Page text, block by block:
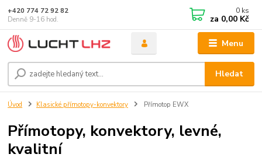
Menu
Hledat
+420 774 72 92 82
Denně 9-16 hod.
0 ks
za 0,00 Kč
Úvod Klasické přímotopy-konvektory Přímotop EWX
Přímotopy, konvektory, levné,
kvalitní